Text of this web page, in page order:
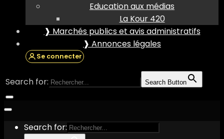
Education aux médias
La Kour 420
❱ Marchés publics et avis administratifs
❱ Annonces légales
Se connecter
Search for: Search Button
Search for: